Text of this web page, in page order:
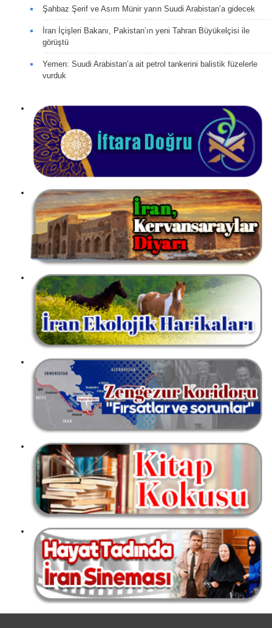
Şahbaz Şerif ve Asım Münir yarın Suudi Arabistan’a gidecek
İran İçişleri Bakanı, Pakistan’ın yeni Tahran Büyükelçisi ile
görüştü
Yemen: Suudi Arabistan’a ait petrol tankerini balistik füzelerle
vurduk